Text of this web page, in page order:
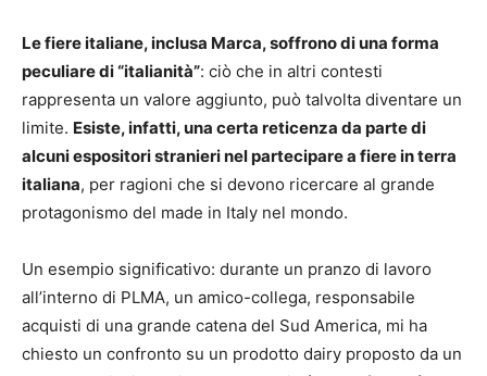
Le fiere italiane, inclusa Marca, soffrono di una forma
peculiare di “italianità”: ciò che in altri contesti
rappresenta un valore aggiunto, può talvolta diventare un
limite. Esiste, infatti, una certa reticenza da parte di
alcuni espositori stranieri nel partecipare a fiere in terra
italiana, per ragioni che si devono ricercare al grande
protagonismo del made in Italy nel mondo.
Un esempio significativo: durante un pranzo di lavoro
all’interno di PLMA, un amico-collega, responsabile
acquisti di una grande catena del Sud America, mi ha
chiesto un confronto su un prodotto dairy proposto da un